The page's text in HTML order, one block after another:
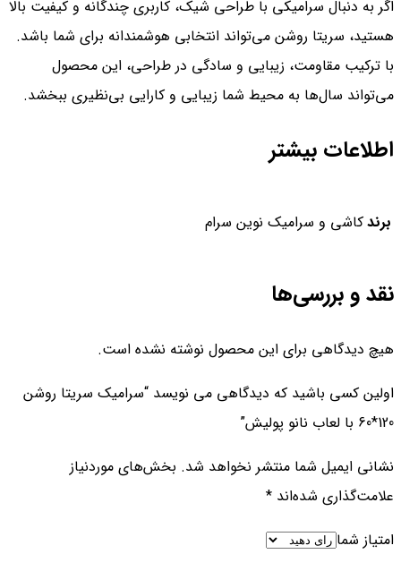
اگر به دنبال سرامیکی با طراحی شیک، کاربری چندگانه و کیفیت بالا
هستید، سریتا روشن می‌تواند انتخابی هوشمندانه برای شما باشد.
با ترکیب مقاومت، زیبایی و سادگی در طراحی، این محصول
می‌تواند سال‌ها به محیط شما زیبایی و کارایی بی‌نظیری ببخشد.
اطلاعات بیشتر
برندکاشی و سرامیک نوین سرام
نقد و بررسی‌ها
هیچ دیدگاهی برای این محصول نوشته نشده است.
اولین کسی باشید که دیدگاهی می نویسد “سرامیک سریتا روشن
120*60 با لعاب نانو پولیش”
نشانی ایمیل شما منتشر نخواهد شد. بخش‌های موردنیاز
علامت‌گذاری شده‌اند *
امتیاز شما